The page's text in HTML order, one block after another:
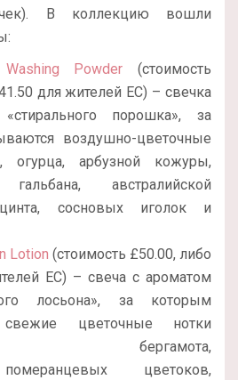
В коллекцию вошли
Powder (стоимость
для жителей ЕС) – свечка
порошка», за
воздушно-цветочные
огурца, арбузной кожуры,
гальбана, австралийской
сосновых иголок и
Lotion (стоимость £50.00, либо
ЕС) – свеча с ароматом
лосьона», за которым
цветочные нотки
бергамота,
цветоков,